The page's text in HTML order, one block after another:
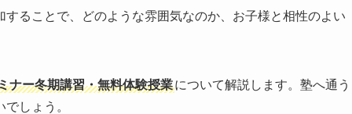
ることで、どのような雰囲気なのか、お子様と相性のよい
ナー冬期講習・無料体験授業について解説します。塾へ通う
しょう。